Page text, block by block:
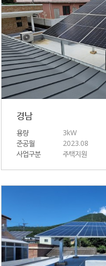
경남
용량
3kW
준공월
2023.08
사업구분
주택지원